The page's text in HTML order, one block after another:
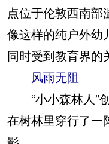
点位于伦敦西南部
像这样的纯户外幼
同时受到教育界的
风雨无阻
“小小森林人”创
在树林里穿行了一